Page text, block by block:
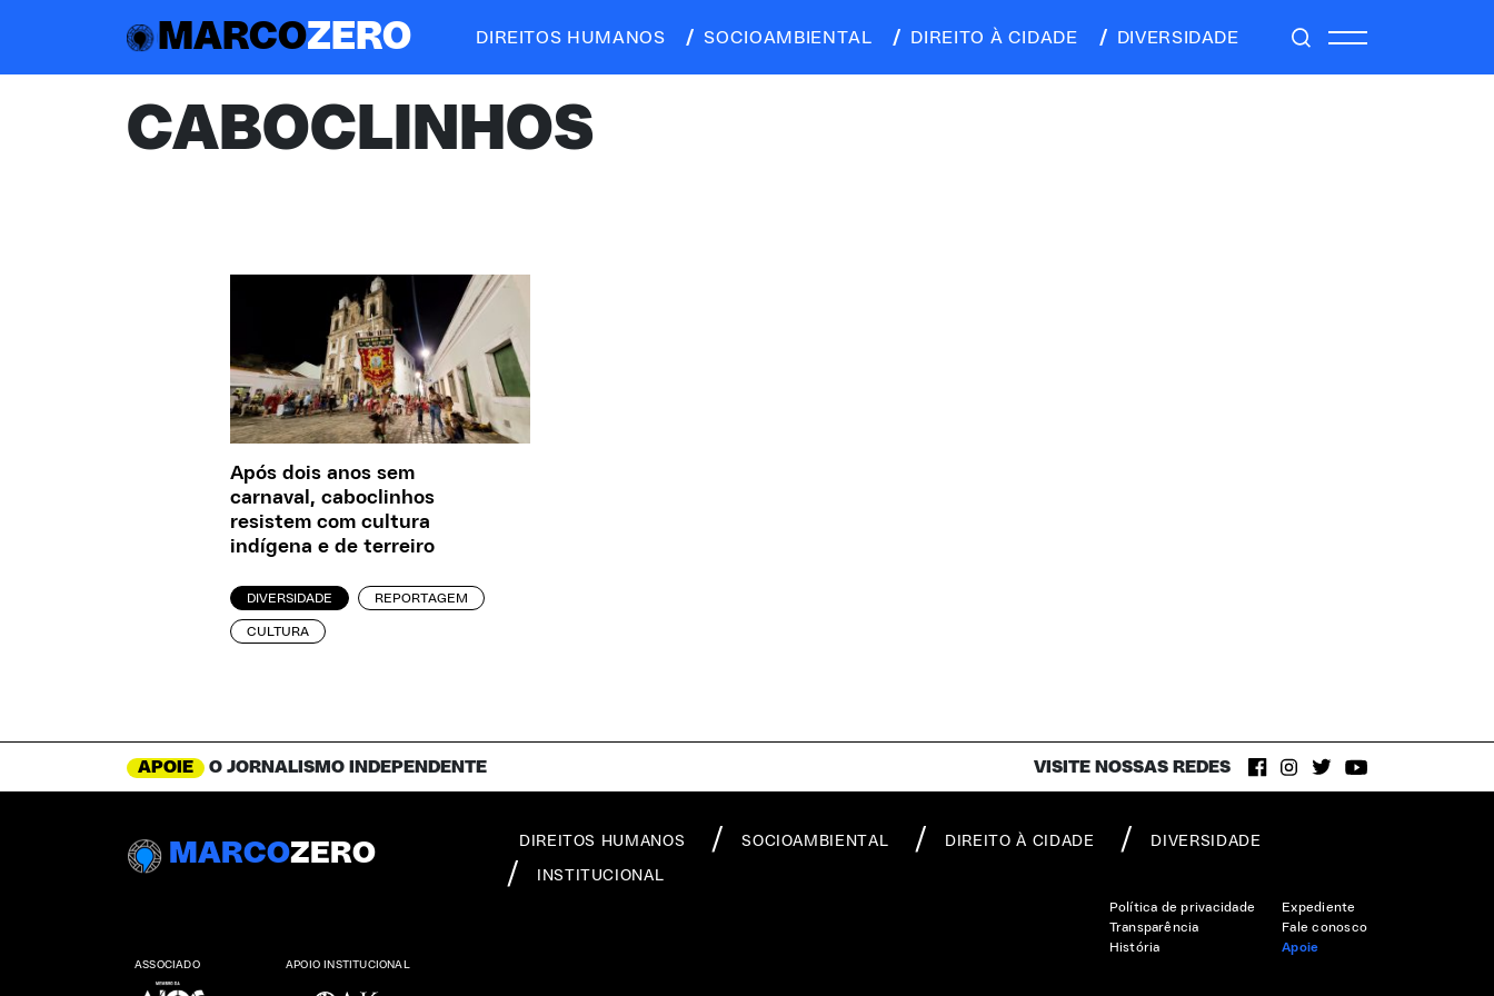
MARCOZERO DIREITOS HUMANOS SOCIOAMBIENTAL DIREITO À CIDADE DIVERSIDADE
CABOCLINHOS
Após dois anos sem
carnaval, caboclinhos
resistem com cultura
indígena e de terreiro
DIVERSIDADE REPORTAGEM
CULTURA
APOIE O JORNALISMO INDEPENDENTE VISITE NOSSAS REDES
MARCOZERO DIREITOS HUMANOS SOCIOAMBIENTAL DIREITO À CIDADE DIVERSIDADE
INSTITUCIONAL
Política de privacidade
Transparência
História
Expediente
Fale conosco
Apoie
ASSOCIADO APOIO INSTITUCIONAL